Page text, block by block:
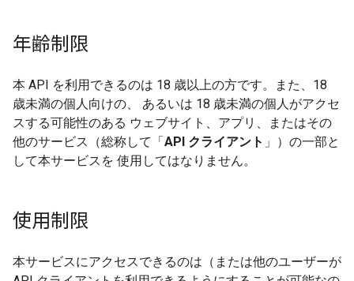
年齢制限
本 API を利用できるのは 18 歳以上の方です。また、18
歳未満の個人向けの、 あるいは 18 歳未満の個人がアクセ
スする可能性のある ウェブサイト、アプリ、またはその
他のサービス（総称して「API クライアント 」）の一部と
して本サービスを 使用してはなりません。
使用制限
本サービスにアクセスできるのは（または他のユーザーが